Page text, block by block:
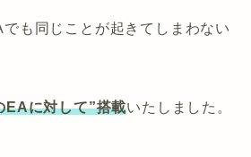
も同じことが起きてしまわない
EAに対して”搭載いたしました。